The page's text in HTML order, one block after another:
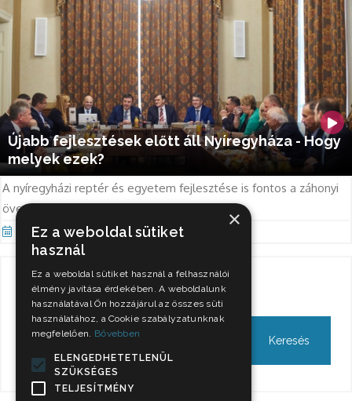
Újabb fejlesztések előtt áll Nyíregyháza - Hogy
melyek ezek?
A nyíregyházi reptér és egyetem fejlesztése is fontos a záhonyi
övezet beruházásai mellett
Nov 8, 2021
Keresés
×
Ez a weboldal sütiket
használ
Ez a weboldal sütiket használ a felhasználói
élmény javítása érdekében. A weboldalunk
használatával Ön hozzájárul az összes süti
használatához, a Cookie szabályzatunknak
megfelelően. Bővebben
ELENGEDHETETLENÜL
SZÜKSÉGES
TELJESÍTMÉNY